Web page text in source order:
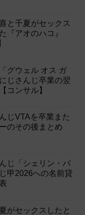
と千夏がセックス
『アオのハコ』
グウェル オス ガ
じさんじ卒業の翌
コンサル】
じVTAを卒業また
のその後まとめ
じ「シェリン・バ
甲2026への名前貸
がセックスしたと